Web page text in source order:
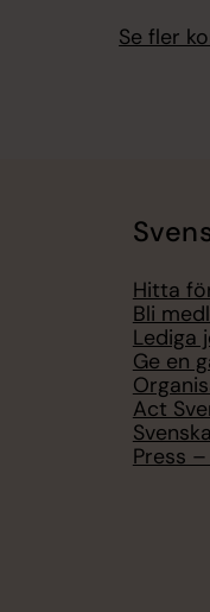
Se fler
Hitta
Bli
Lediga
Ge en
Act
Press